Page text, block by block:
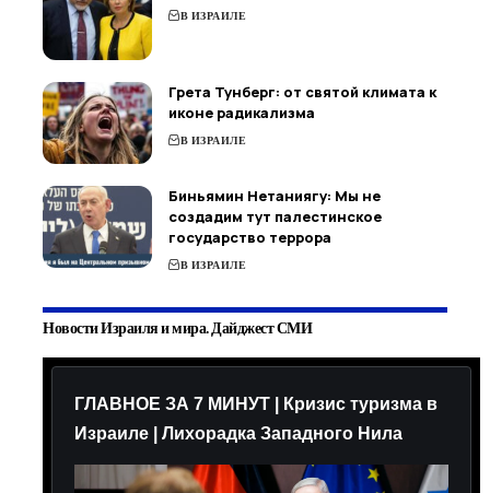
В ИЗРАИЛЕ
Грета Тунберг: от святой климата к
иконе радикализма
В ИЗРАИЛЕ
Биньямин Нетаниягу: Мы не
создадим тут палестинское
государство террора
В ИЗРАИЛЕ
Новости Израиля и мира. Дайджест СМИ